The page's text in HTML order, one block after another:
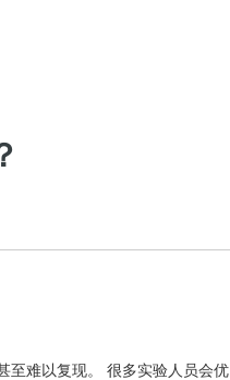
至难以复现。 很多实验人员会优